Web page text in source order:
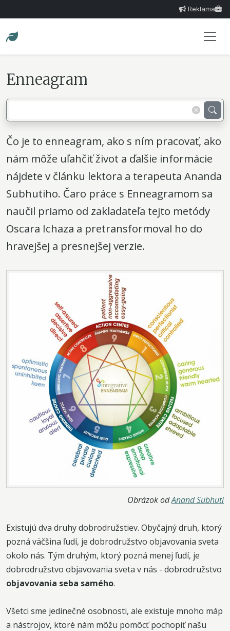
Reklama
Enneagram
Čo je to enneagram, ako s ním pracovať, ako
nám môže uľahčiť život a ďalšie informácie
nájdete v článku lektora a terapeuta Ananda
Subhutiho. Čaro práce s Enneagramom sa
naučil priamo od zakladateľa tejto metódy
Oscara Ichaza a pretransformoval ho do
hravejšej a presnejšej verzie.
Obrázok odAnand Subhuti
Existujú dva druhy dobrodružstiev. Obyčajný druh, ktorý
pozná väčšina ľudí, je dobrodružstvo objavovania sveta
okolo nás. Tým druhým, ktorý pozná menej ľudí, je
dobrodružstvo objavovania sveta v nás - dobrodružstvo
objavovania seba samého.
Všetci sme jedinečné osobnosti, ale existuje mnoho máp
a nástrojov, ktoré nám môžu pomôcť pochopiť našu